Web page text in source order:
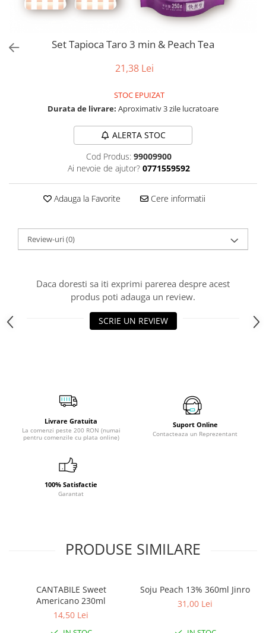
Set Tapioca Taro 3 min & Peach Tea
21,38 Lei
STOC EPUIZAT
Durata de livrare: Aproximativ 3 zile lucratoare
ALERTA STOC
Cod Produs: 99009900
Ai nevoie de ajutor? 0771559592
Adauga la Favorite Cere informatii
Review-uri(0)
Daca doresti sa iti exprimi parerea despre acest
produs poti adauga un review.
SCRIE UN REVIEW
Livrare Gratuita
La comenzi peste 200 RON (numai
pentru comenzile cu plata online)
Suport Online
Contacteaza un Reprezentant
100% Satisfactie
Garantat
PRODUSE SIMILARE
CANTABILE Sweet
Americano 230ml
14,50 Lei
Soju Peach 13% 360ml Jinro
31,00 Lei